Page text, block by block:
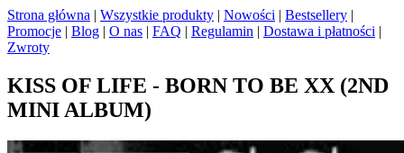
Strona główna | Wszystkie produkty | Nowości | Bestsellery |
Promocje | Blog | O nas | FAQ | Regulamin | Dostawa i płatności |
Zwroty
KISS OF LIFE - BORN TO BE XX (2ND
MINI ALBUM)